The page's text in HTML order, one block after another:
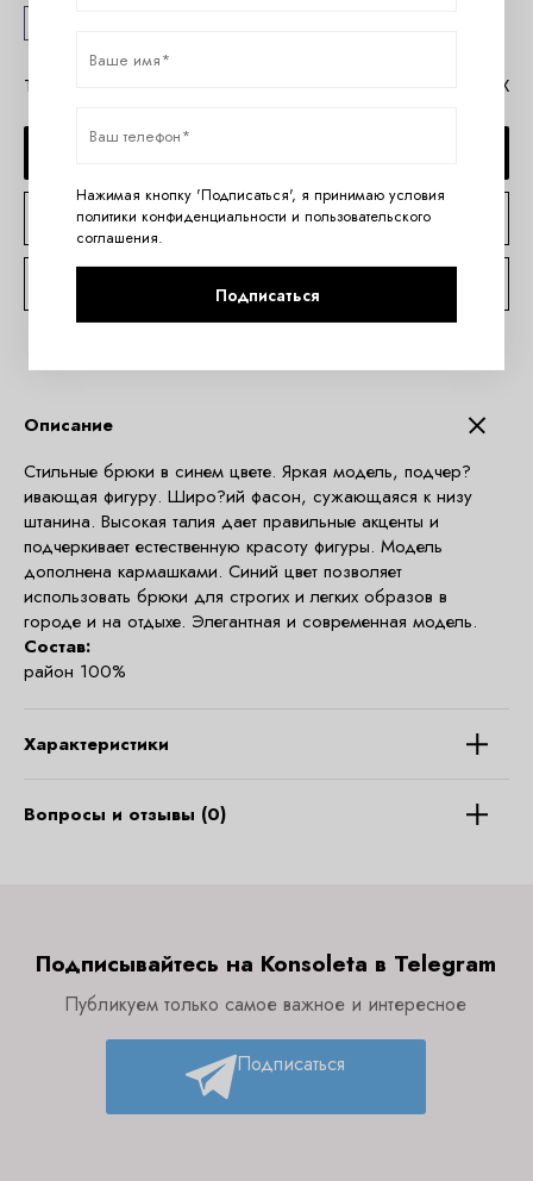
Таблица размеров Laete Помощь в MAX
КУПИТЬ В 1 КЛИК
КОНСУЛЬТАЦИЯ ПО TELEGRAM
Описание
Стильные брюки в синем цвете. Яркая модель, подчер?
ивающая фигуру. Широ?ий фасон, сужающаяся к низу
штанина. Высокая талия дает правильные акценты и
подчеркивает естественную красоту фигуры. Модель
дополнена кармашками. Синий цвет позволяет
использовать брюки для строгих и легких образов в
городе и на отдыхе. Элегантная и современная модель.
Состав:
район 100%
Характеристики
Вопросы и отзывы (0)
Подписывайтесь на Konsoleta в Telegram
Публикуем только самое важное и интересное
Подписаться
Нажимая кнопку 'Подписаться', я принимаю условия
политики конфиденциальности и пользовательского
соглашения.
Подписаться